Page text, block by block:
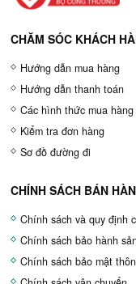
CHĂM SÓC KHÁCH
Hướng dẫn mua hàng
Hướng dẫn thanh toán
Các hình thức mua hàng
Kiểm tra đơn hàng
Sơ đồ đường đi
CHÍNH SÁCH BÁN
Chính sách và quy định
Chính sách bảo hành
Chính sách bảo mật